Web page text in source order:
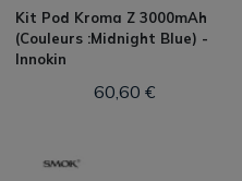
Kit Pod Kroma Z 3000mAh
(Couleurs :Midnight Blue) -
Innokin
60,60 €